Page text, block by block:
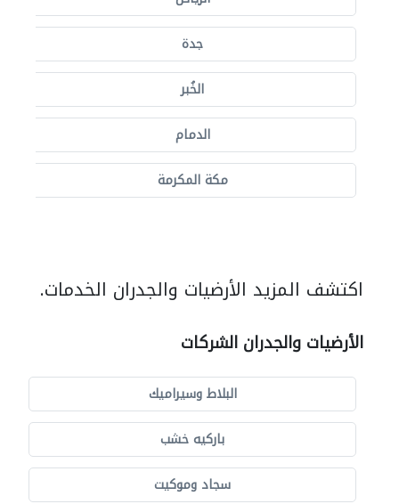
جدة
الخُبر
الدمام
مكة المكرمة
اكتشف المزيد الأرضيات والجدران الخدمات.
الأرضيات والجدران الشركات
البلاط وسيراميك
باركيه خشب
سجاد وموكيت